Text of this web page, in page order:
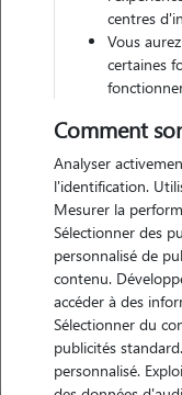
Expérience
promenades. mon
chiens de mes amis
approche avec eux.
Animaux
centres
Vous
certaines
Comment
Analyser
l'identification.
Mesurer la
Sélectionner des
personnalisé de
contenu.
accéder à des
Sélectionner du
publicités
personnalisé.